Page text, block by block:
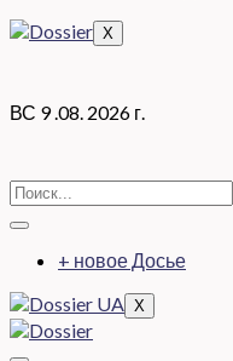
X
ВС 9 .08. 2026 г.
+ новое Досье
X